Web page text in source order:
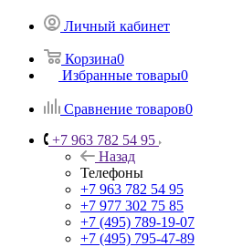
Личный кабинет
Корзина0
Избранные товары0
Сравнение товаров0
+7 963 782 54 95
Назад
Телефоны
+7 963 782 54 95
+7 977 302 75 85
+7 (495) 789-19-07
+7 (495) 795-47-89